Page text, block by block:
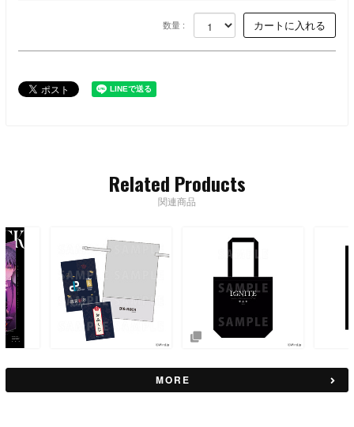
数量 :
Related Products
関連商品
MORE